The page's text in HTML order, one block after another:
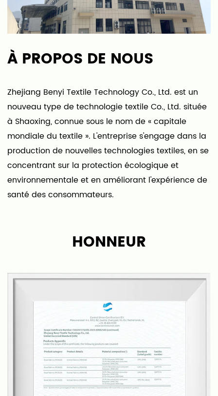
À PROPOS DE NOUS
Zhejiang Benyi Textile Technology Co., Ltd. est un
nouveau type de technologie textile Co., Ltd. située
à Shaoxing, connue sous le nom de « capitale
mondiale du textile ». L'entreprise s'engage dans la
production de nouvelles technologies textiles, en se
concentrant sur la protection écologique et
environnementale et en améliorant l'expérience de
santé des consommateurs.
le fond et la surface, il brise le mode de production
l'industrie du tapis, rendant la production de tapis
Bene possède ses propres usines de tissage, de
teinture/impression et de traitement de tapis finis,
ce qui nous permet de contrôler toute la chaîne de
production, en conservant une bonne qualité et des
délais de livraison. Avec une équipe de plus de 20
ingénieurs en tissus, nous développons chaque
HONNEUR